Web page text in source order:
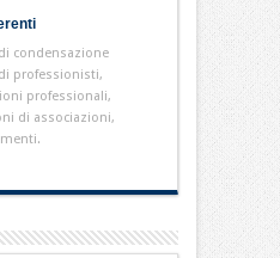
condensazione
professionisti,
professionali,
di associazioni,